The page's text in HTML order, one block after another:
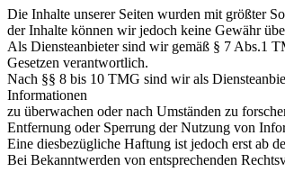
Die Inhalte unserer Seiten wurden mit größter
der Inhalte können wir jedoch keine Gewähr
Als Diensteanbieter sind wir gemäß § 7 Abs.1
Gesetzen verantwortlich.
Nach §§ 8 bis 10 TMG sind wir als
Informationen
zu überwachen oder nach Umständen zu
Entfernung oder Sperrung der Nutzung von
Eine diesbezügliche Haftung ist jedoch erst ab
Bei Bekanntwerden von entsprechenden